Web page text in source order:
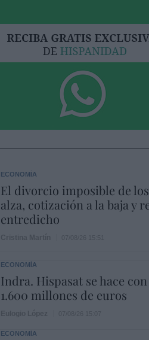
ECONOMÍA
El divorcio imposible de
alza, cotización a la baja y
entredicho
ECONOMÍA
Indra. Hispasat se hace
1.600 millones de euros
ECONOMÍA